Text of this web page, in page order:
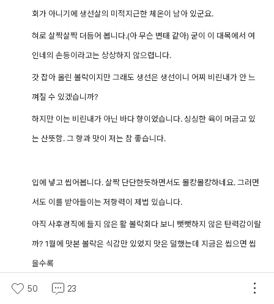
회가 아니기에 생선살의 미적지근한 체온이 남아 있군요.
혀로 살짝살짝 더듬어 봅니다.(아 무슨 변태 같아) 굳이 이 대목에서 여
인네의 손등이라고는 상상하지 않으렵니다.
갓 잡아 올린 볼락이지만 그래도 생선은 생선이니 어찌 비린내가 안 느
껴질 수 있겠습니까?
하지만 이는 비린내가 아닌 바다 향이었습니다. 싱싱한 육이 머금고 있
는 산뜻함. 그 향과 맛이 저는 참 좋습니다.
입에 넣고 씹어봅니다. 살짝 단단한듯하면서도 몰캉몰캉하네요. 그러면
서도 이를 받아들이는 저항력이 제법 있습니다.
아직 사후경직에 들지 않은 활 볼락회다 보니 뻣뻣하지 않은 탄력감이랄
까? 1월에 맛본 볼락은 식감만 있었지 맛은 덜했는데 지금은 씹으면 씹
을수록
고소한 맛이 나서 볼락 제철이 3~5월임을 다시 한 번 확인한 순간입니
50 23